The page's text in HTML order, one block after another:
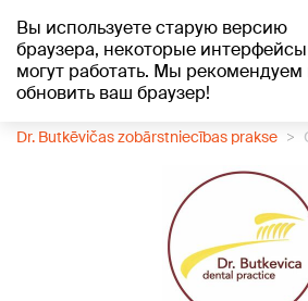
Вы используете старую версию
браузера, некоторые интерфейсы
могут работать. Мы рекомендуем
обновить ваш браузер!
+16°C
Dr. Butkēvičas zobārstniecības prakse